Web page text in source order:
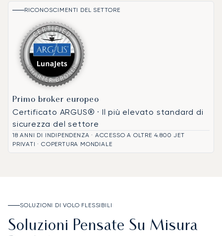
RICONOSCIMENTI DEL SETTORE
Primo broker europeo
Certificato ARGUS® · Il più elevato standard di
sicurezza del settore
18 ANNI DI INDIPENDENZA · ACCESSO A OLTRE 4.800 JET
PRIVATI · COPERTURA MONDIALE
SOLUZIONI DI VOLO FLESSIBILI
Soluzioni Pensate Su Misura